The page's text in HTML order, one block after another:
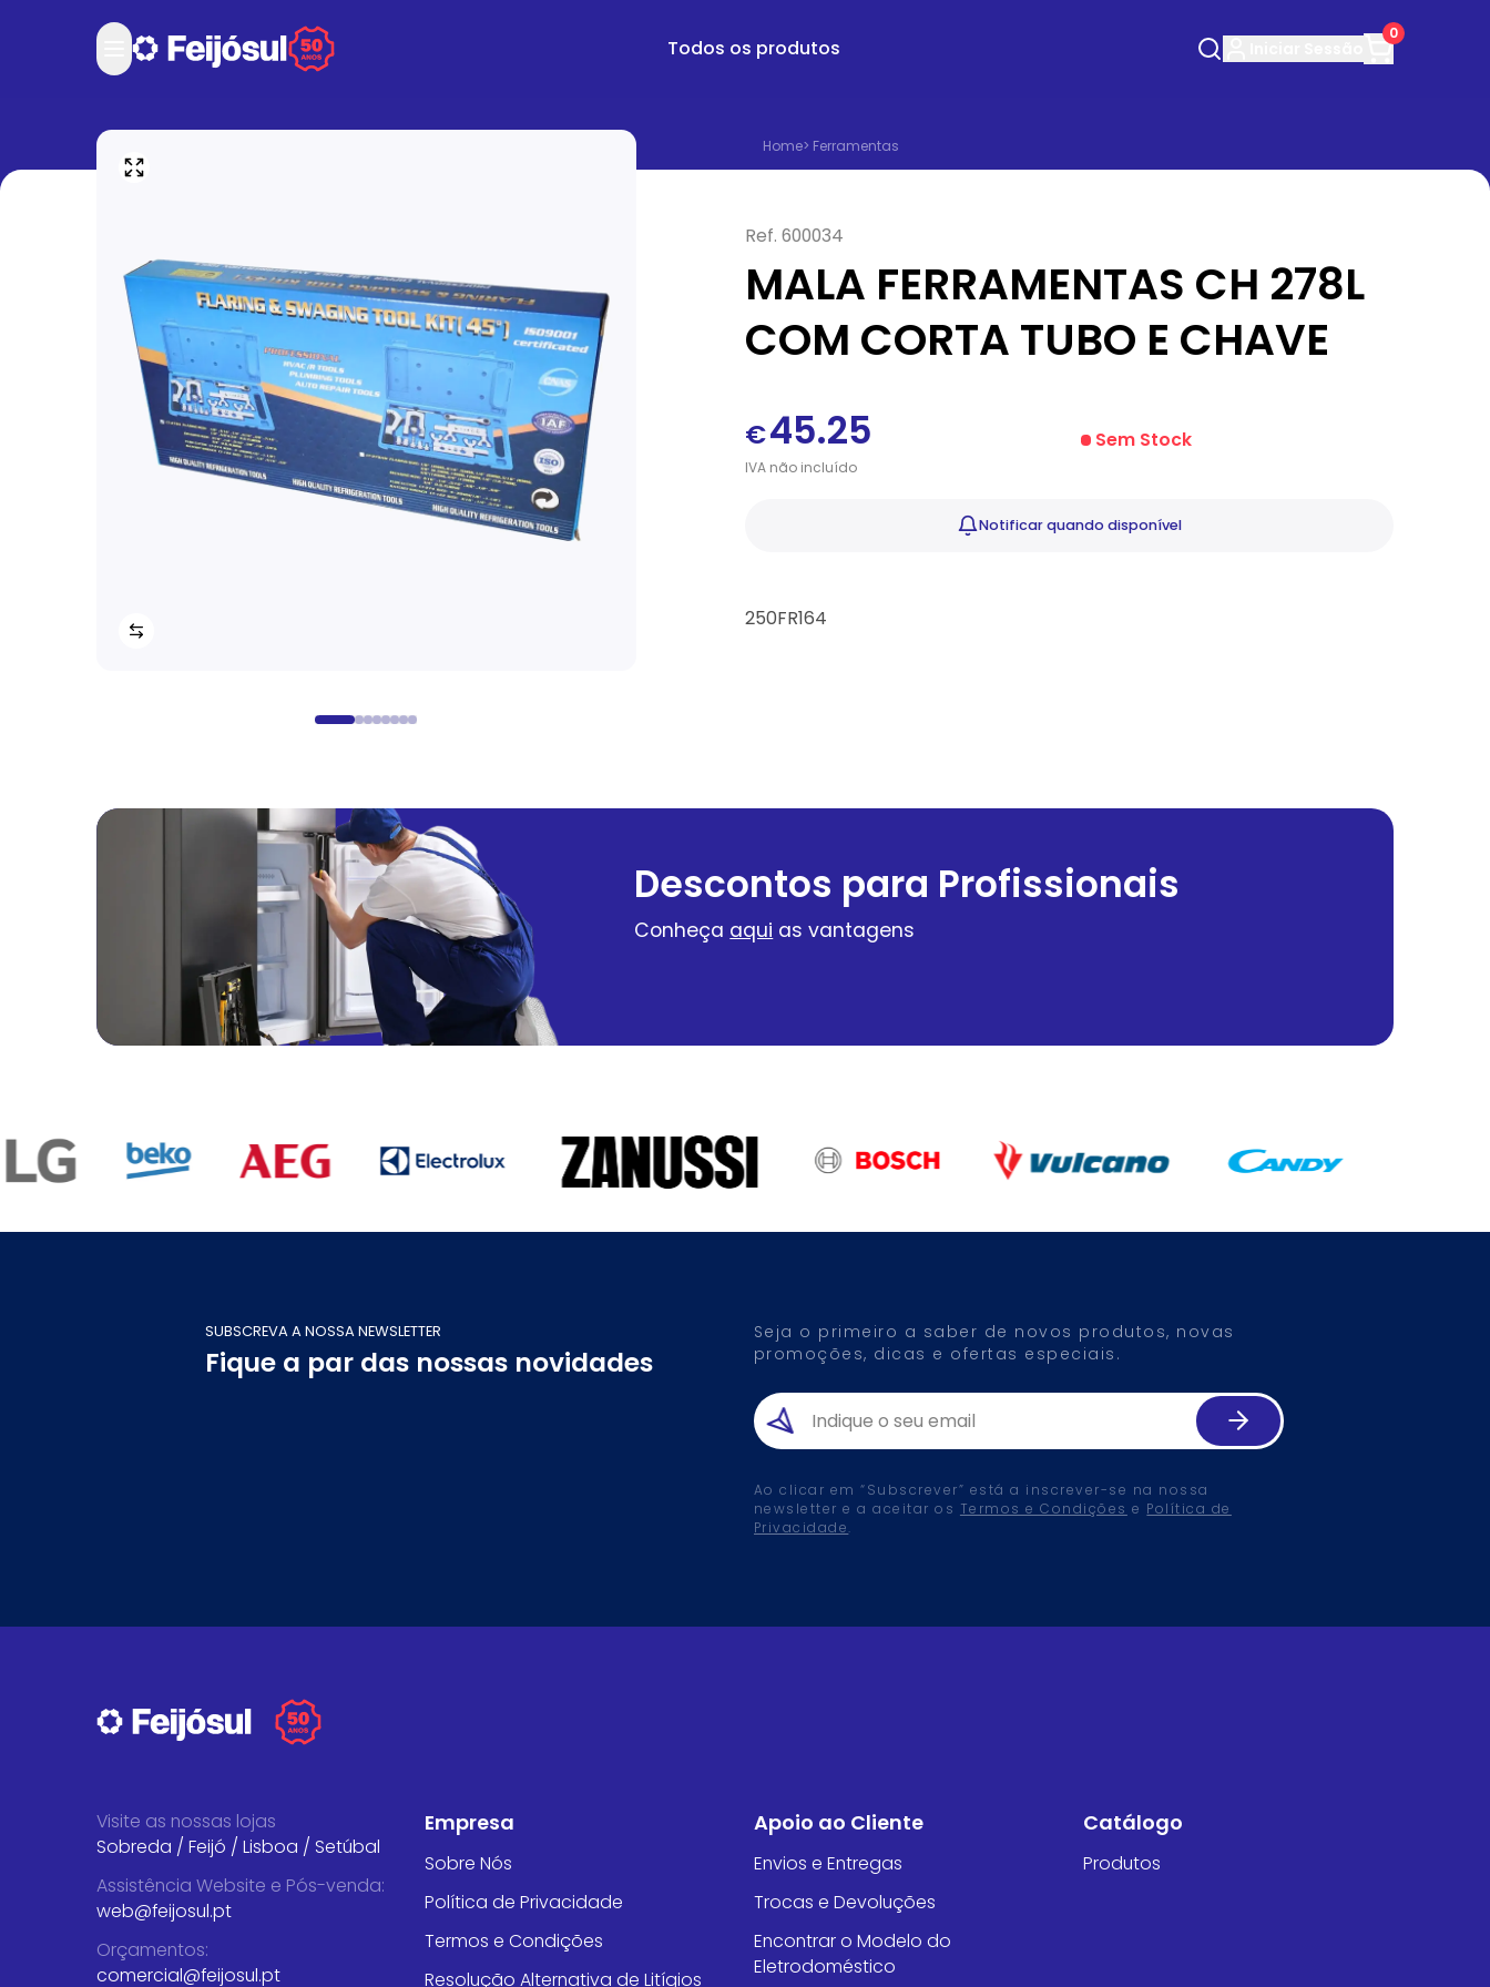
Todos os produtos
0
Home> Ferramentas
Ref. 600034
MALA FERRAMENTAS CH 278L
COM CORTA TUBO E CHAVE
€45.25
IVAnãoincluído
Sem Stock
Notificarquando disponível
250FR164
Descontos para Profissionais
Conheça aqui as vantagens
SUBSCREVA A NOSSA NEWSLETTER
Fique a par das nossas novidades
Seja o primeiro a saber de novos produtos, novas
promoções, dicas e ofertas especiais.
Ao clicar em “Subscrever” está a inscrever-se na nossa
newsletter e a aceitar os Termos e Condições e Política de
Privacidade.
Visite as nossas lojas
Sobreda / Feijó / Lisboa / Setúbal
Assistência Website e Pós-venda:
web@feijosul.pt
Orçamentos:
comercial@feijosul.pt
Empresa
Sobre Nós
Política de Privacidade
Termos e Condições
Resolução Alternativa de Litígios
Apoio ao Cliente
Envios e Entregas
Trocas e Devoluções
Encontrar o Modelo do
Eletrodoméstico
Catálogo
Produtos